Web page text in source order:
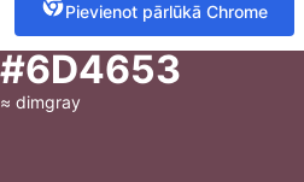
Pievienot pārlūkā Chrome
#6D4653
≈ dimgray